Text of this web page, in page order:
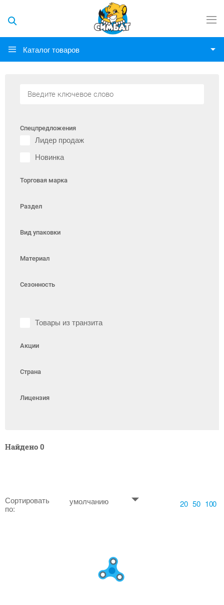
Каталог товаров
Спецпредложения
Лидер продаж
Новинка
Торговая марка
Раздел
Вид упаковки
Материал
Сезонность
Товары из транзита
Акции
Страна
Лицензия
Найдено 0
Сортировать
по:
умолчанию 20 50 100